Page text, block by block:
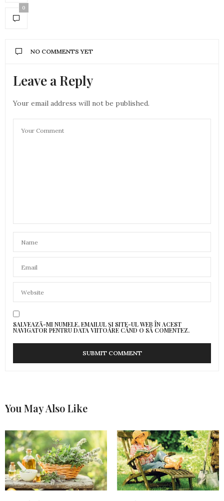
0
NO COMMENTS YET
Leave a Reply
Your email address will not be published.
SALVEAZĂ-MI NUMELE, EMAILUL ȘI SITE-UL WEB ÎN ACEST
NAVIGATOR PENTRU DATA VIITOARE CÂND O SĂ COMENTEZ.
You May Also Like